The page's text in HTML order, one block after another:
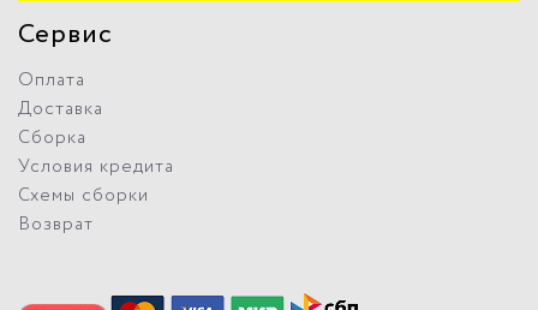
Сервис
Оплата
Доставка
Сборка
Условия кредита
Схемы сборки
Возврат